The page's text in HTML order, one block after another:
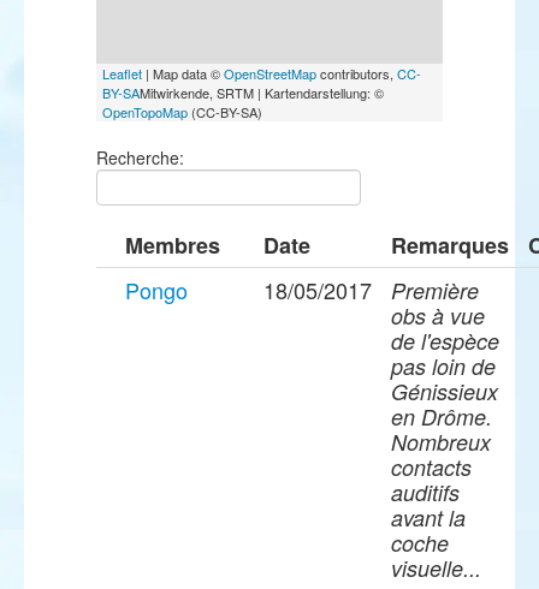
Leaflet | Map data ©OpenStreetMapcontributors, CC-
BY-SAMitwirkende, SRTM | Kartendarstellung: ©
OpenTopoMap (CC-BY-SA)
Recherche:
Membres Date Remarques
Pongo
18/05/2017
Première
obs à vue
de l'espèce
pas loin de
Génissieux
en Drôme.
Nombreux
contacts
auditifs
avant la
coche
visuelle...